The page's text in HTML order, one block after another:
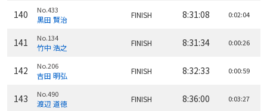
140 No.433
黒田 賢治 FINISH 8:31:08 0:02:04
141 No.134
竹中 浩之 FINISH 8:31:34 0:00:26
142 No.206
吉田 明弘 FINISH 8:32:33 0:00:59
143 No.490
渡辺 道徳 FINISH 8:36:00 0:03:27